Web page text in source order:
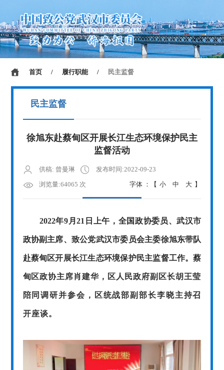
首页 / 履行职能 / 民主监督
民主监督
徐旭东赴蔡甸区开展长江生态环境保护民主
监督活动
供稿: 曾曼琳
发布时间:2022-09-23
浏览量:64065 次
字体 ：【 小 中 大 】
2022年9月21日上午，全国政协委员、武汉市
政协副主席、致公党武汉市委员会主委徐旭东带队
赴蔡甸区开展长江生态环境保护民主监督工作。蔡
甸区政协主席肖建华，区人民政府副区长胡王莹
陪同调研并参会，区统战部副部长李晓主持召
开座谈。